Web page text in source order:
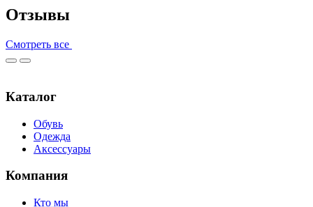
Отзывы
Смотреть все
Каталог
Обувь
Одежда
Аксессуары
Компания
Кто мы